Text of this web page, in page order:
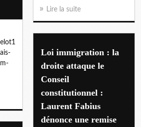
Lire la suite
Loi immigration : la
droite attaque le
Conseil
constitutionnel :
Laurent Fabius
dénonce une remise